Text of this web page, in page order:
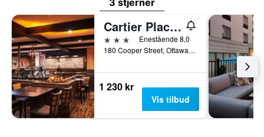
3 stjerner
Cartier Place Suite Hotel
3 stjernerEnestående 8,0
180 Cooper Street, Ottawa, ON, Canada
1 230 kr
Vis tilbud